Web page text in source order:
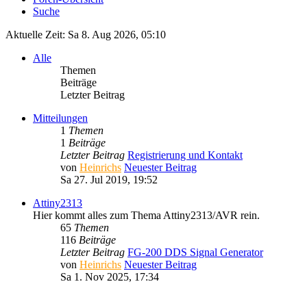
Suche
Aktuelle Zeit: Sa 8. Aug 2026, 05:10
Alle
Themen
Beiträge
Letzter Beitrag
Mitteilungen
1 Themen
1 Beiträge
Letzter Beitrag Registrierung und Kontakt
von Heinrichs Neuester Beitrag
Sa 27. Jul 2019, 19:52
Attiny2313
Hier kommt alles zum Thema Attiny2313/AVR rein.
65 Themen
116 Beiträge
Letzter Beitrag FG-200 DDS Signal Generator
von Heinrichs Neuester Beitrag
Sa 1. Nov 2025, 17:34